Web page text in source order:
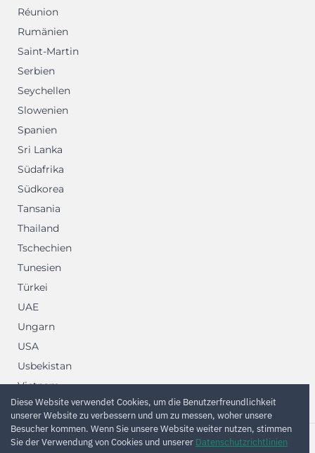
Réunion
Rumänien
Saint-Martin
Serbien
Seychellen
Slowenien
Spanien
Sri Lanka
Südafrika
Südkorea
Tansania
Thailand
Tschechien
Tunesien
Türkei
UAE
Ungarn
USA
Usbekistan
Vietnam
Zypern
2012—2026 © Kvanto Corp Ltd
Diese Website verwendet Cookies, um die Benutzerfreundlichkeit
unserer Website zu verbessern und um zu messen, woher unsere
Besucher kommen. Wenn Sie unsere Website weiter nutzen, stimmen
Sie der Verwendung von Cookies und unserer Datenschutzrichtlinien